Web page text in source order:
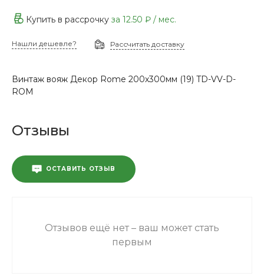
Купить в рассрочку за 12.50 ₽ / мес.
Нашли дешевле? Рассчитать доставку
Винтаж вояж Декор Rome 200х300мм (19) TD-VV-D-
ROM
Отзывы
ОСТАВИТЬ ОТЗЫВ
Отзывов ещё нет – ваш может стать
первым